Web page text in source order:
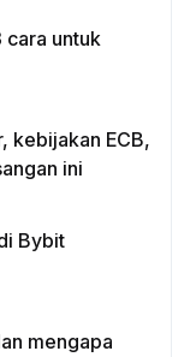
cara untuk
kebijakan ECB,
ini
Bybit
mengapa